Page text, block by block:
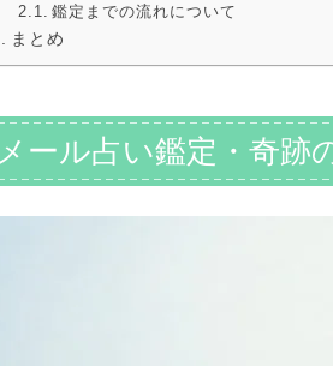
鑑定までの流れについて
まとめ
メール占い鑑定・奇跡